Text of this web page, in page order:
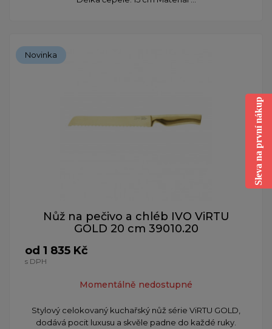
Novinka
Nůž na pečivo a chléb IVO ViRTU
GOLD 20 cm 39010.20
od 1 835 Kč
s DPH
Momentálně nedostupné
Stylový celokovaný kuchařský nůž série ViRTU GOLD,
dodává pocit luxusu a skvěle padne do každé ruky.
Sleva na první nákup